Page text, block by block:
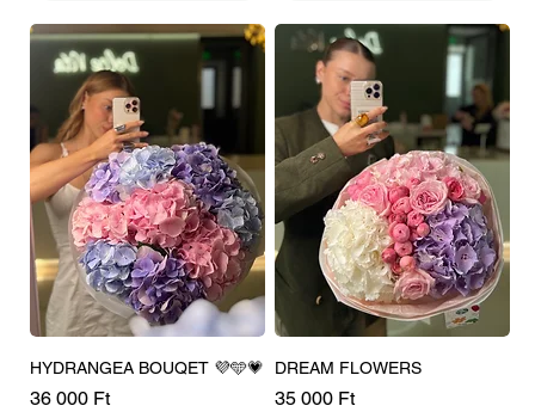
HYDRANGEA BOUQET 💜🩵💗
Ár
36 000 Ft
DREAM FLOWERS
Ár
35 000 Ft